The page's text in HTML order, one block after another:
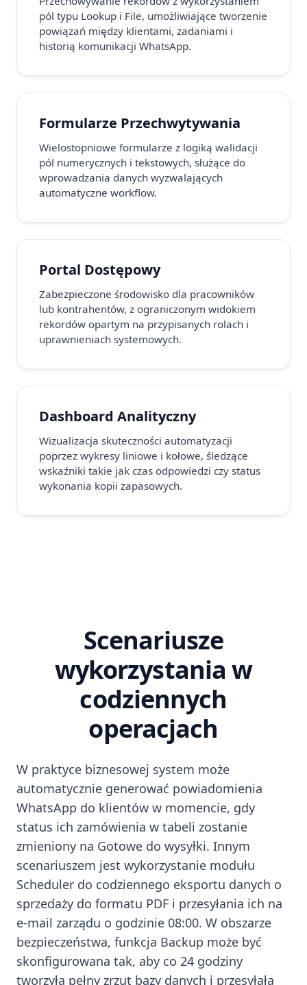
pól typu Lookup i File, umożliwiające tworzenie
powiązań między klientami, zadaniami i
historią komunikacji WhatsApp.
Formularze Przechwytywania
Wielostopniowe formularze z logiką walidacji
pól numerycznych i tekstowych, służące do
wprowadzania danych wyzwalających
automatyczne workflow.
Portal Dostępowy
Zabezpieczone środowisko dla pracowników
lub kontrahentów, z ograniczonym widokiem
rekordów opartym na przypisanych rolach i
uprawnieniach systemowych.
Dashboard Analityczny
Wizualizacja skuteczności automatyzacji
poprzez wykresy liniowe i kołowe, śledzące
wskaźniki takie jak czas odpowiedzi czy status
wykonania kopii zapasowych.
Scenariusze
wykorzystania w
codziennych
operacjach
W praktyce biznesowej system może
automatycznie generować powiadomienia
WhatsApp do klientów w momencie, gdy
status ich zamówienia w tabeli zostanie
zmieniony na Gotowe do wysyłki. Innym
scenariuszem jest wykorzystanie modułu
Scheduler do codziennego eksportu danych o
sprzedaży do formatu PDF i przesyłania ich na
e-mail zarządu o godzinie 08:00. W obszarze
bezpieczeństwa, funkcja Backup może być
skonfigurowana tak, aby co 24 godziny
tworzyła pełny zrzut bazy danych i przesyłała